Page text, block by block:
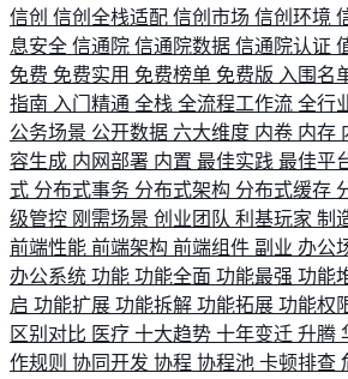
信创 信创全栈适配 信创市场 信创环境
息安全 信通院 信通院数据 信通院认证
免费 免费实用 免费榜单 免费版 入围名
指南 入门精通 全栈 全流程工作流 全行
公务场景 公开数据 六大维度 内卷 内存
容生成 内网部署 内置 最佳实践 最佳平
式 分布式事务 分布式架构 分布式缓存
级管控 刚需场景 创业团队 利基玩家 制
前端性能 前端架构 前端组件 副业 办公
办公系统 功能 功能全面 功能最强 功能
启 功能扩展 功能拆解 功能拓展 功能权
区别对比 医疗 十大趋势 十年变迁 升腾
作规则 协同开发 协程 协程池 卡顿排查